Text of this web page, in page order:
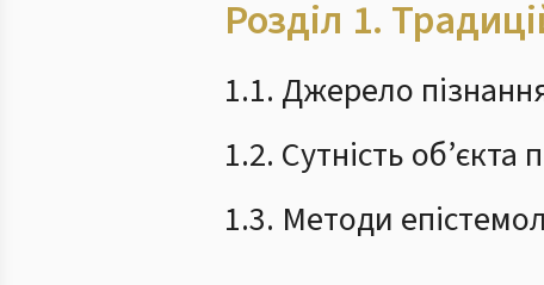
Розділ 1.
1.1. Джерело
1.2. Сутність об’єкта
1.3. Методи